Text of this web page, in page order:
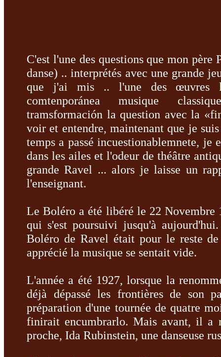
C'est l'une des questions que mon père
danse) .. interprétés avec une grande
que j'ai mis .. l'une des œuvres
comtenporánea musique
tramsformación la question avec la
voir et entendre, maintenant que je
temps a passé incuestionablemnete, je
dans les ailes et l'odeur de théâtre
grande Ravel ... alors je laisse un
l'enseignant.
Le Boléro a été libéré le 22 Novembre
qui s'est poursuivi jusqu'à
Boléro de Ravel était pour le reste
apprécié la musique se sentait vide.
L'année a été 1927, lorsque la
déjà dépassé les frontières de son
préparation d'une tournée de quatre
finirait encumbrarlo.Mais avant, il a
proche, Ida Rubinstein, une danseuse